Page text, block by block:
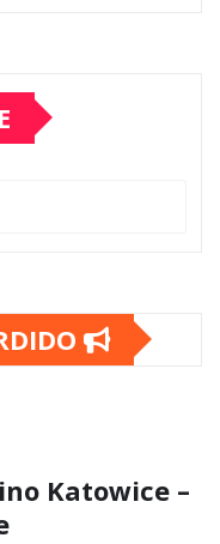
Katowice –